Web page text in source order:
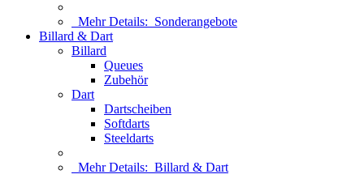
Mehr Details: Sonderangebote
Billard & Dart
Billard
Queues
Zubehör
Dart
Dartscheiben
Softdarts
Steeldarts
Mehr Details: Billard & Dart